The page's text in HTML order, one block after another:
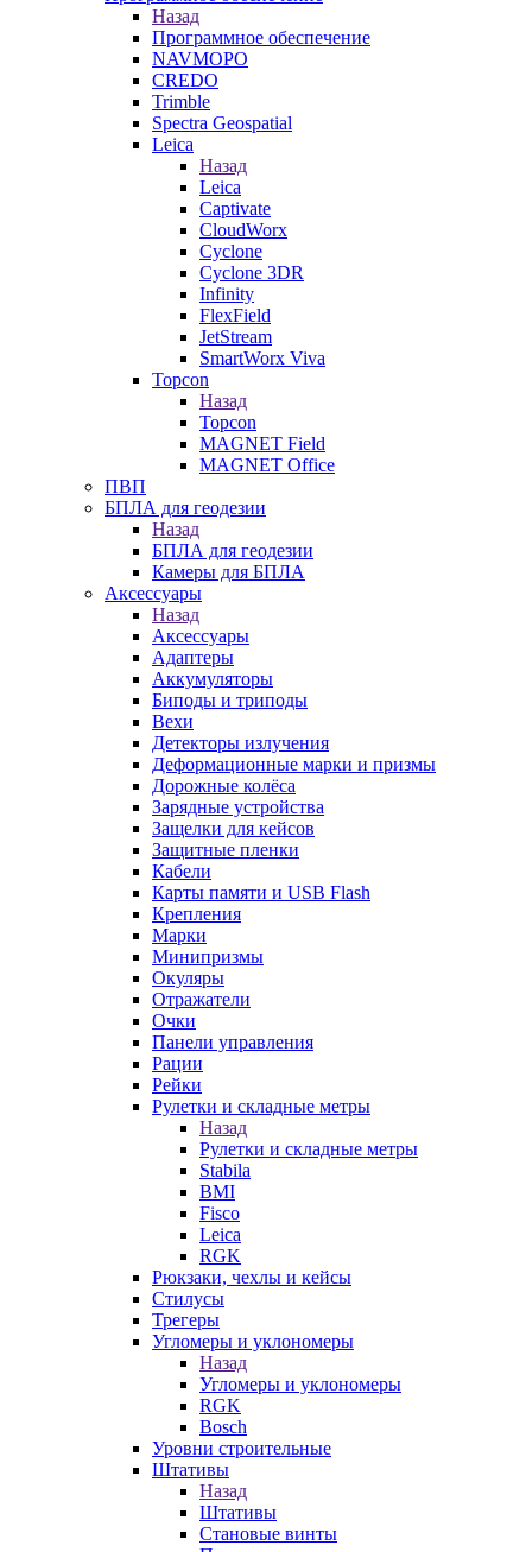
Назад
Программное обеспечение
NAVMOPO
CREDO
Trimble
Spectra Geospatial
Leica
Назад
Leica
Captivate
CloudWorx
Cyclone
Cyclone 3DR
Infinity
FlexField
JetStream
SmartWorx Viva
Topcon
Назад
Topcon
MAGNET Field
MAGNET Office
ПВП
БПЛА для геодезии
Назад
БПЛА для геодезии
Камеры для БПЛА
Аксессуары
Назад
Аксессуары
Адаптеры
Аккумуляторы
Биподы и триподы
Вехи
Детекторы излучения
Деформационные марки и призмы
Дорожные колёса
Зарядные устройства
Защелки для кейсов
Защитные пленки
Кабели
Карты памяти и USB Flash
Крепления
Марки
Минипризмы
Окуляры
Отражатели
Очки
Панели управления
Рации
Рейки
Рулетки и складные метры
Назад
Рулетки и складные метры
Stabila
BMI
Fisco
Leica
RGK
Рюкзаки, чехлы и кейсы
Стилусы
Трегеры
Угломеры и уклономеры
Назад
Угломеры и уклономеры
RGK
Bosch
Уровни строительные
Штативы
Назад
Штативы
Становые винты